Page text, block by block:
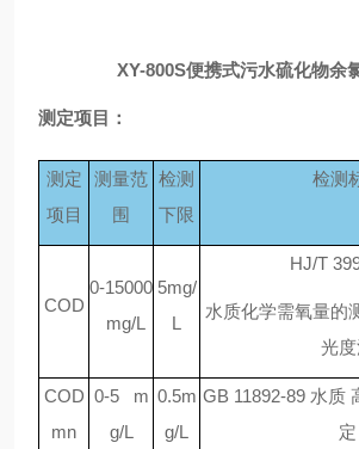
XY-800S便携式污水硫化物余
测定项目：
测定
项目
测量范
围
检测
下限
检测
COD
0-15000
mg/L
5mg/
L
HJ/T
水质化学需氧量的
光
COD
mn
0-5 m
g/L
0.5m
g/L
GB 11892-89 水质
定